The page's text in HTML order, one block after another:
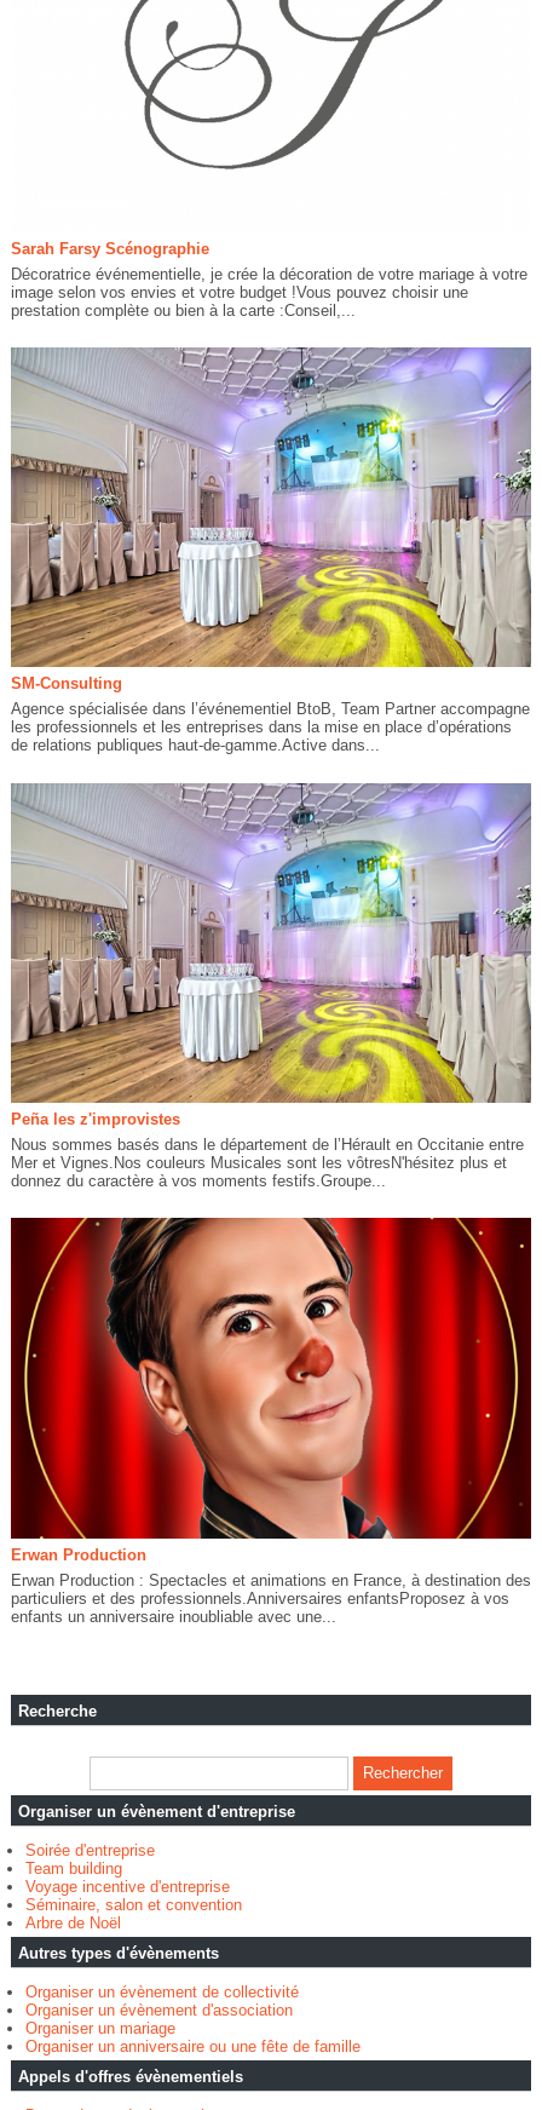
Sarah Farsy Scénographie
Décoratrice événementielle, je crée la décoration de votre mariage à votre
image selon vos envies et votre budget !Vous pouvez choisir une
prestation complète ou bien à la carte :Conseil,...
SM-Consulting
Agence spécialisée dans l’événementiel BtoB, Team Partner accompagne
les professionnels et les entreprises dans la mise en place d’opérations
de relations publiques haut-de-gamme.Active dans...
Peña les z'improvistes
Nous sommes basés dans le département de l’Hérault en Occitanie entre
Mer et Vignes.Nos couleurs Musicales sont les vôtresN'hésitez plus et
donnez du caractère à vos moments festifs.Groupe...
Erwan Production
Erwan Production : Spectacles et animations en France, à destination des
particuliers et des professionnels.Anniversaires enfantsProposez à vos
enfants un anniversaire inoubliable avec une...
Recherche
Organiser un évènement d'entreprise
Soirée d'entreprise
Team building
Voyage incentive d'entreprise
Séminaire, salon et convention
Arbre de Noël
Autres types d'évènements
Organiser un évènement de collectivité
Organiser un évènement d'association
Organiser un mariage
Organiser un anniversaire ou une fête de famille
Appels d'offres évènementiels